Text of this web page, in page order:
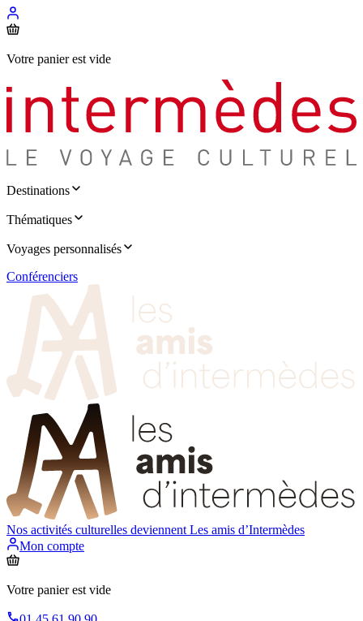
Votre panier est vide
Destinations
Thématiques
Voyages personnalisés
Conférenciers
Nos activités culturelles deviennent Les amis d’Intermèdes
Mon compte
Votre panier est vide